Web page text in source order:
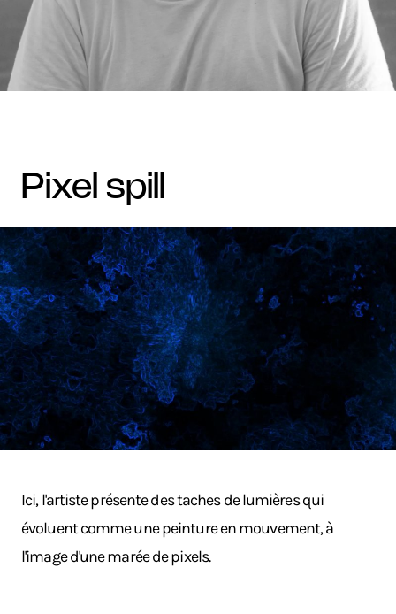
pixel spill
Ici, l'artiste présente des taches de lumières qui
évoluent comme une peinture en mouvement, à
l'image d'une marée de pixels.